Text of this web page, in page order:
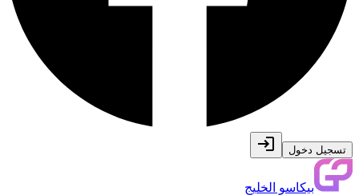
تسجيل دخول
بيكاسو الخليج